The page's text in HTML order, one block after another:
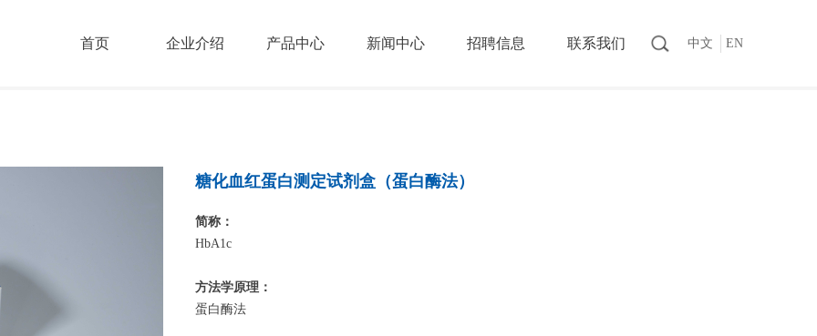
首页 企业介绍 产品中心 新闻中心 招聘信息 联系我们 中文 EN
糖化血红蛋白测定试剂盒（蛋白酶法）
简称：
HbA1c
方法学原理：
蛋白酶法